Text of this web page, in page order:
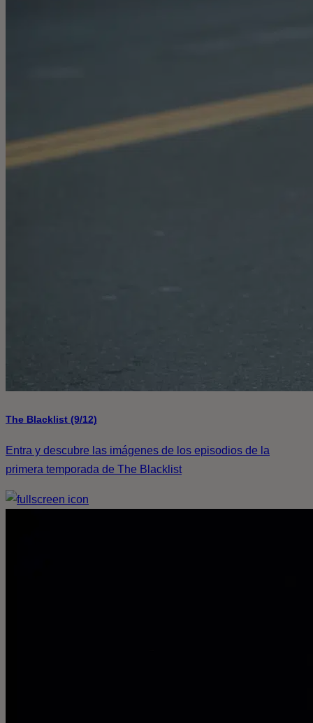
The Blacklist (9/12)
Entra y descubre las imágenes de los episodios de la
primera temporada de The Blacklist